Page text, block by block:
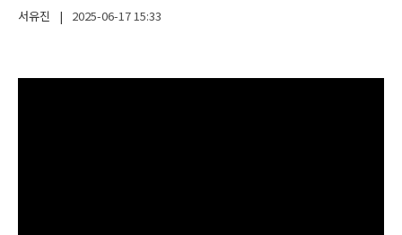
서유진
| 2025-06-1715:33